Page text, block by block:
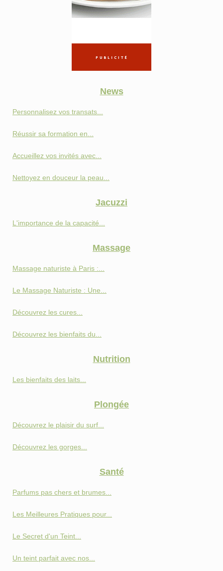
News
Personnalisez vos transats...
Réussir sa formation en...
Accueillez vos invités avec...
Nettoyez en douceur la peau...
Jacuzzi
L'importance de la capacité...
Massage
Massage naturiste à Paris :...
Le Massage Naturiste : Une...
Découvrez les cures...
Découvrez les bienfaits du...
Nutrition
Les bienfaits des laits...
Plongée
Découvrez le plaisir du surf...
Découvrez les gorges...
Santé
Parfums pas chers et brumes...
Les Meilleures Pratiques pour...
Le Secret d'un Teint...
Un teint parfait avec nos...